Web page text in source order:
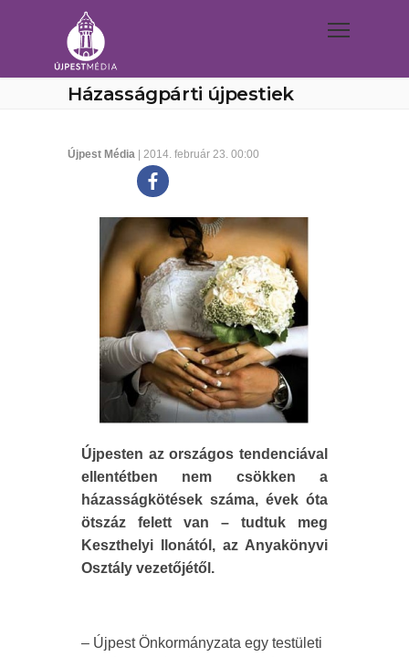
Házasságpárti újpestiek
Újpest Média | 2014. február 23. 00:00
Újpesten az országos tendenciával
ellentétben nem csökken a
házasságkötések száma, évek óta
ötszáz felett van – tudtuk meg
Keszthelyi Ilonától, az Anyakönyvi
Osztály vezetőjétől.
– Újpest Önkormányzata egy testületi